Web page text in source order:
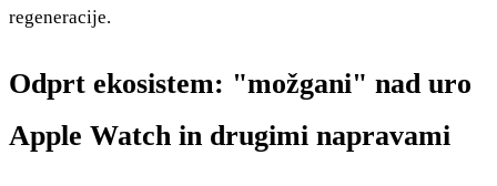
regeneracije.
Odprt ekosistem: "možgani" nad uro
Apple Watch in drugimi napravami